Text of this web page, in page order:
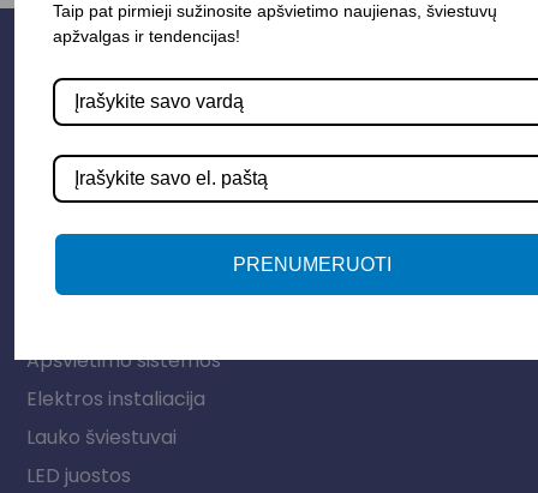
Parduotuvė
Apšvietimo sistemos
Elektros instaliacija
Lauko šviestuvai
LED juostos
Taip pat pirmieji sužinosite apšvietimo naujienas, šviestuvų
apžvalgas ir tendencijas!
PRENUMERUOTI